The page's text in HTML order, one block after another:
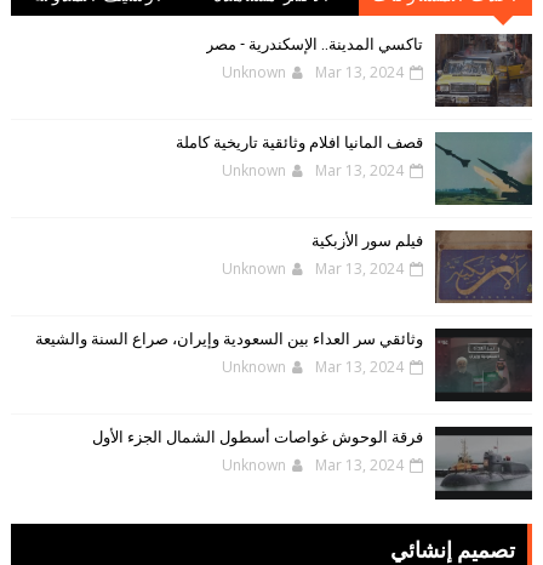
تاكسي المدينة.. الإسكندرية - مصر
Unknown Mar 13, 2024
قصف المانيا افلام وثائقية تاريخية كاملة
Unknown Mar 13, 2024
فيلم سور الأزبكية
Unknown Mar 13, 2024
وثائقي سر العداء بين السعودية وإيران، صراع السنة والشيعة
Unknown Mar 13, 2024
فرقة الوحوش غواصات أسطول الشمال الجزء الأول
Unknown Mar 13, 2024
تصميم إنشائي